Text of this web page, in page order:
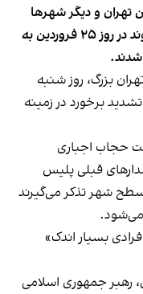
تهران و دیگر شهرها
حکایت دارد. بنا بر گزارش‌ها، ده‌ها شهروند در روز ۲۵ فروردین‌ به
بزرگ، روز شنبه
برخورد در زمینه
حجاب اجباری
قبلی پلیس
سطح شهر تذکر می‌گیرند
می‌شود.
بسیار اندک»
رهبر جمهوری اسلامی